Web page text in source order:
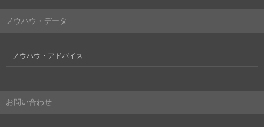
ノウハウ・データ
ノウハウ・アドバイス
お問い合わせ